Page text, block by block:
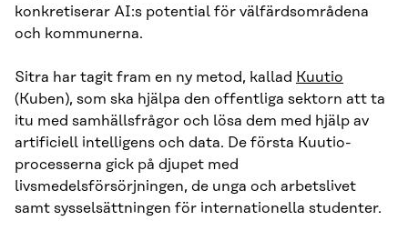
konkretiserar AI:s potential för välfärdsområdena
och kommunerna.
Sitra har tagit fram en ny metod, kallad Kuutio
(Kuben), som ska hjälpa den offentliga sektorn att ta
itu med samhällsfrågor och lösa dem med hjälp av
artificiell intelligens och data. De första Kuutio-
processerna gick på djupet med
livsmedelsförsörjningen, de unga och arbetslivet
samt sysselsättningen för internationella studenter.